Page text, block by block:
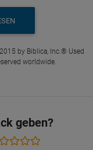
by Biblica, Inc.® Used
worldwide.
geben?